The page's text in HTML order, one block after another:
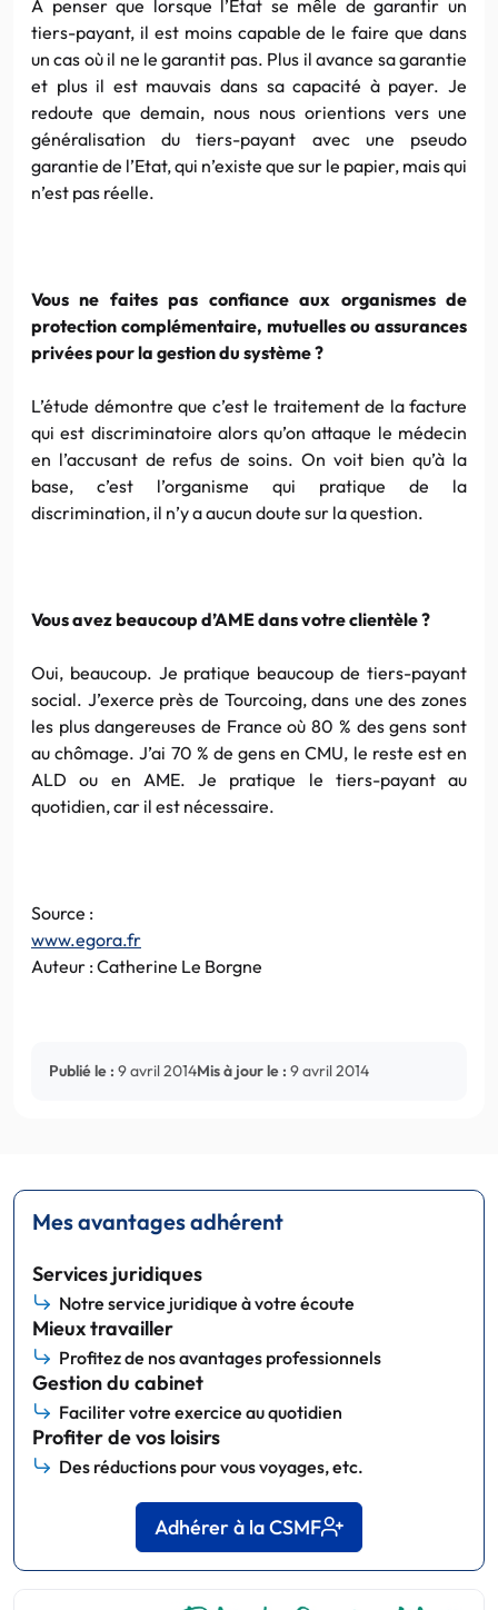
A penser que lorsque l’Etat se mêle de garantir un
tiers-payant, il est moins capable de le faire que dans
un cas où il ne le garantit pas. Plus il avance sa garantie
et plus il est mauvais dans sa capacité à payer. Je
redoute que demain, nous nous orientions vers une
généralisation du tiers-payant avec une pseudo
garantie de l’Etat, qui n’existe que sur le papier, mais qui
n’est pas réelle.
Vous ne faites pas confiance aux organismes de
protection complémentaire, mutuelles ou assurances
privées pour la gestion du système ?
L’étude démontre que c’est le traitement de la facture
qui est discriminatoire alors qu’on attaque le médecin
en l’accusant de refus de soins. On voit bien qu’à la
base, c’est l’organisme qui pratique de la
discrimination, il n’y a aucun doute sur la question.
Vous avez beaucoup d’AME dans votre clientèle ?
Oui, beaucoup. Je pratique beaucoup de tiers-payant
social. J’exerce près de Tourcoing, dans une des zones
les plus dangereuses de France où 80 % des gens sont
au chômage. J’ai 70 % de gens en CMU, le reste est en
ALD ou en AME. Je pratique le tiers-payant au
quotidien, car il est nécessaire.
Source :
www.egora.fr
Auteur : Catherine Le Borgne
Publié le : 9 avril 2014Mis à jour le : 9 avril 2014
Mes avantages adhérent
Services juridiques
Notre service juridique à votre écoute
Mieux travailler
Profitez de nos avantages professionnels
Gestion du cabinet
Faciliter votre exercice au quotidien
Profiter de vos loisirs
Des réductions pour vous voyages, etc.
Adhérer à la CSMF